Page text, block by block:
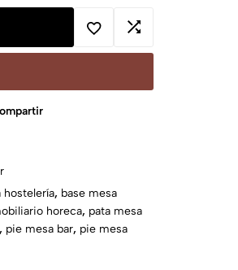
hostelería, base mesa
horeca, pata mesa
, pie mesa bar, pie mesa